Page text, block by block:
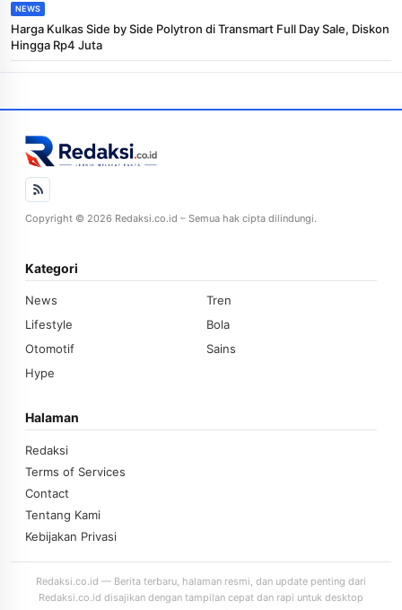
NEWS
Harga Kulkas Side by Side Polytron di Transmart Full Day Sale, Diskon
Hingga Rp4 Juta
Copyright © 2026 Redaksi.co.id – Semua hak cipta dilindungi.
Kategori
News
Tren
Lifestyle
Bola
Otomotif
Sains
Hype
Halaman
Redaksi
Terms of Services
Contact
Tentang Kami
Kebijakan Privasi
Redaksi.co.id — Berita terbaru, halaman resmi, dan update penting dari
Redaksi.co.id disajikan dengan tampilan cepat dan rapi untuk desktop